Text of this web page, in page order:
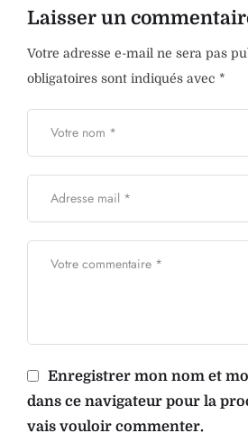
Laisser un
Votre adresse e-mail ne sera pas
obligatoires sont indiqués avec *
Enregistrer mon nom et
dans ce navigateur pour la
vais vouloir commenter.